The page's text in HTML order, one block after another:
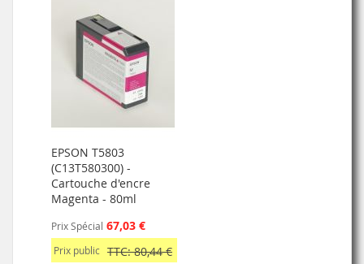
EPSON T5803
(C13T580300) -
Cartouche d'encre
Magenta - 80ml
Prix Spécial 67,03 €
Prix public TTC: 80,44 €